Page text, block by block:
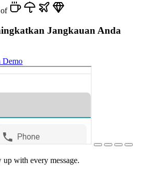
Jangkauan Anda
Demo
with every message.